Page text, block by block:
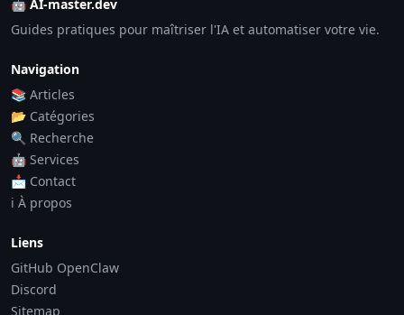
🤖 AI-master.dev
Guides pratiques pour maîtriser l'IA et automatiser votre vie.
Navigation
📚 Articles
📂 Catégories
🔍 Recherche
🤖 Services
📩 Contact
ℹ️ À propos
Liens
GitHub OpenClaw
Discord
Sitemap